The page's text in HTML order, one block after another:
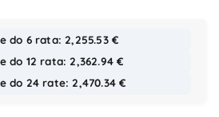
do 6 rata: 2,255.53 €
do 12 rata: 2,362.94 €
do 24 rate: 2,470.34 €